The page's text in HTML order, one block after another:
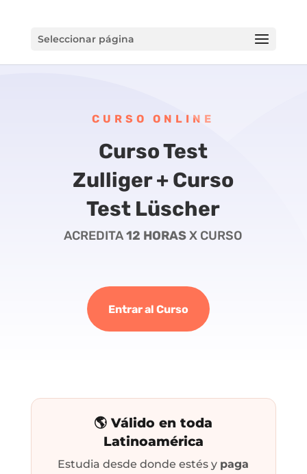
Seleccionar página
CURSO ONLINE
Curso Test
Zulliger + Curso
Test Lüscher
ACREDITA12 HORASX CURSO
Entrar al Curso
🌎 Válido en toda
Latinoamérica
Estudia desde donde estés y paga